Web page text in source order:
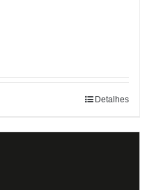
Detalhes